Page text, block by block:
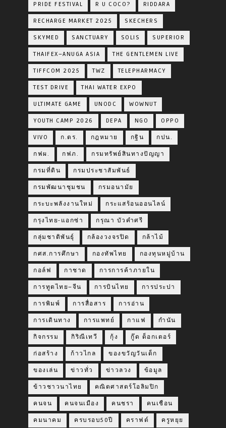
PRIDE FESTIVAL R U COCO? RIDDARA
RECHARGE MARKET 2025 SKECHERS
SKYMED SANCTUARY SOLIS SUPERIOR
THAIFEX–ANUGA ASIA THE GENTLEMEN LIVE
TIFFCOM 2025 TWZ TELEPHARMACY
TEST DRIVE THAI WATER EXPO
ULTIMATE GAME UNODC WOWNUT
YOUTH CAMP 2026 DEPA NGO OPPO
VIVO ก.ตร. กฎหมาย กฐิน กปน.
กฟผ. กฟภ. กรมทรัพย์สินทางปัญญา
กรมที่ดิน กรมประชาสัมพันธ์
กรมพัฒนาชุมชน กรมอนามัย
กระบะพลังงานใหม่ กระแสร้อนออนไลน์
กรุงไทย-แอกซ่า กรุณา บัวคำศรี
กลุ่มชาติพันธุ์ กล้องวงจรปิด กล้าไม้
กศส.การศึกษา กองทัพไทย กองทุนหมู่บ้าน
กอล์ฟ กาชาด การการค้าภายใน
การทูตไทย–จีน การบินไทย การประปา
การพิมพ์ การสื่อสาร การอ่าน
การเดินทาง การแพทย์ กาแฟ กำนัน
กิจกรรม กิริณีเทวี กุ้ง กู๊ด ด็อกเตอร์
ก่อสร้าง ก้าวไกล ของขวัญวันเด็ก
ของเล่น ข่าวทั่ว ข่าวลวง ข้อมูล
ข้าวชาวนาไทย คณิตศาสตร์โอลิมปิก
คนจน คนจนเมือง คนชรา คนเชือน
คมนาคม ครบรอบ50ปี คราฟต์ ครูหยุย